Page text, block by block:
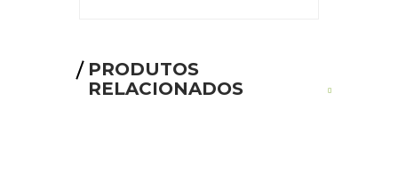
PRODUTOS
RELACIONADOS